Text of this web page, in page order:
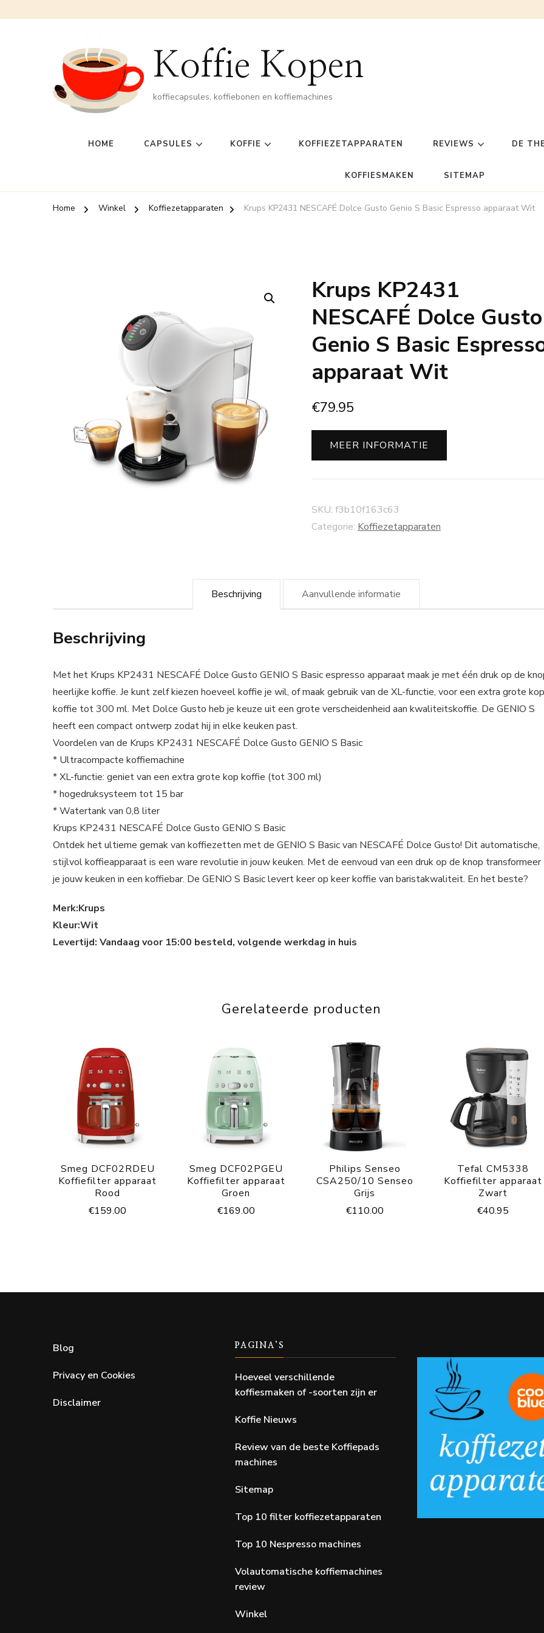
Koffie Kopen
koffiecapsules, koffiebonen en koffiemachines
HOME CAPSULES KOFFIE KOFFIEZETAPPARATEN REVIEWS DE
KOFFIESMAKEN SITEMAP
Home Winkel Koffiezetapparaten Krups KP2431 NESCAFÉ Dolce Gusto Genio S Basic Espresso apparaat Wit
Krups KP2431
NESCAFÉ Dolce Gusto
Genio S Basic
apparaat Wit
€79.95
MEER INFORMATIE
SKU: f3b10f163c63
Categorie: Koffiezetapparaten
Beschrijving Aanvullende informatie
Beschrijving
Met het Krups KP2431 NESCAFÉ Dolce Gusto GENIO S Basic espresso apparaat maak je met één druk op de
heerlijke koffie. Je kunt zelf kiezen hoeveel koffie je wil, of maak gebruik van de XL-functie, voor een extra grote kop
koffie tot 300 ml. Met Dolce Gusto heb je keuze uit een grote verscheidenheid aan kwaliteitskoffie. De GENIO S
heeft een compact ontwerp zodat hij in elke keuken past.
Voordelen van de Krups KP2431 NESCAFÉ Dolce Gusto GENIO S Basic
* Ultracompacte koffiemachine
* XL-functie: geniet van een extra grote kop koffie (tot 300 ml)
* hogedruksysteem tot 15 bar
* Watertank van 0,8 liter
Krups KP2431 NESCAFÉ Dolce Gusto GENIO S Basic
Ontdek het ultieme gemak van koffiezetten met de GENIO S Basic van NESCAFÉ Dolce Gusto! Dit automatische,
stijlvol koffieapparaat is een ware revolutie in jouw keuken. Met de eenvoud van een druk op de knop transformeer
je jouw keuken in een koffiebar. De GENIO S Basic levert keer op keer koffie van baristakwaliteit. En het beste?
Merk:Krups
Kleur:Wit
Levertijd: Vandaag voor 15:00 besteld, volgende werkdag in huis
Gerelateerde producten
Smeg DCF02RDEU
Koffiefilter apparaat
Rood
€159.00
Smeg DCF02PGEU
Koffiefilter apparaat
Groen
€169.00
Philips Senseo
CSA250/10 Senseo
Grijs
€110.00
Tefal CM5338
Koffiefilter apparaat
Zwart
€40.95
Blog
Privacy en Cookies
Disclaimer
PAGINA’S
Hoeveel verschillende
koffiesmaken of -soorten zijn er
Koffie Nieuws
Review van de beste Koffiepads
machines
Sitemap
Top 10 filter koffiezetapparaten
Top 10 Nespresso machines
Volautomatische koffiemachines
review
Winkel